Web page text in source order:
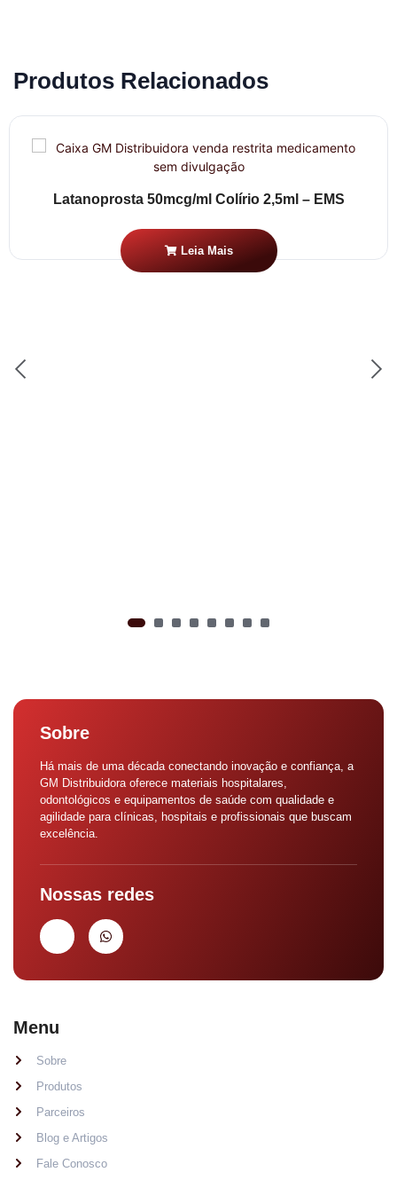
Produtos Relacionados
Latanoprosta 50mcg/ml Colírio 2,5ml – EMS
Leia Mais
Sobre
Há mais de uma década conectando inovação e confiança, a
GM Distribuidora oferece materiais hospitalares,
odontológicos e equipamentos de saúde com qualidade e
agilidade para clínicas, hospitais e profissionais que buscam
excelência.
Nossas redes
Menu
Sobre
Produtos
Parceiros
Blog e Artigos
Fale Conosco